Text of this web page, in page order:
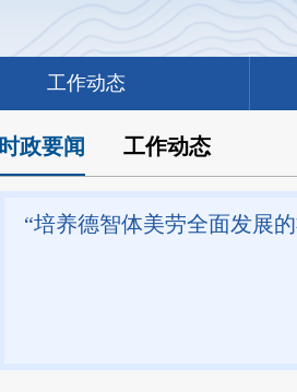
工作动态
时政要闻 工作动态